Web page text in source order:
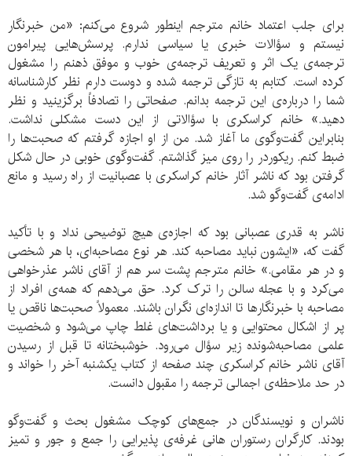
برای جلب اعتماد خانم مترجم اینطور شروع می‌کنم: «من خبرنگار
نیستم و سؤالات خبری یا سیاسی ندارم. پرسش‌هایی پیرامون
ترجمه‌ی یک اثر و تعریف ترجمه‌ی خوب و موفق ذهنم را مشغول
کرده است. کتابم به تازگی ترجمه شده و دوست دارم نظر کارشناسانه
شما را درباره‌ی این ترجمه بدانم. صفحاتی را تصادفاً برگزینید و نظر
دهید.» خانم کراسکری با سؤالاتی از این دست مشکلی نداشت.
بنابراین گفت‌وگوی ما آغاز شد. من از او اجازه گرفتم که صحبت‌ها را
ضبط کنم. ریکوردر را روی میز گذاشتم. گفت‌وگوی خوبی در حال شکل
گرفتن بود که ناشر آثار خانم کراسکری با عصبانیت از راه رسید و مانع
ادامه‌ی گفت‌وگو شد.
ناشر به قدری عصبانی بود که اجازه‌ی هیچ توضیحی نداد و با تأکید
گفت که، «ایشون نباید مصاحبه کند. هر نوع مصاحبه‌ا‌ی، با هر شخصی
و در هر مقامی.» خانم مترجم پشت سر هم از آقای ناشر عذرخواهی
می‌کرد و با عجله سالن را ترک کرد. حق می‌دهم که همه‌ی افراد از
مصاحبه با خبرنگار‌ها تا اندازه‌ای نگران باشند. معمولاً صحبت‌ها ناقص یا
پر از اشکال محتوایی و یا برداشت‌های غلط چاپ می‌شود و شخصیت
علمی مصاحبه‌شونده زیر سؤال می‌رود. خوشبختانه تا قبل از رسیدن
آقای ناشر خانم کراسکری چند صفحه از کتاب یکشنبه آخر را خواند و
در حد ملاحظه‌ی اجمالی ترجمه را مقبول دانست.
ناشران و نویسندگان در جمع‌های کوچک مشغول بحث و گفت‌وگو
بودند. کارگران رستوران هانی غرفه‌ی پذیرایی را جمع و جور و تمیز